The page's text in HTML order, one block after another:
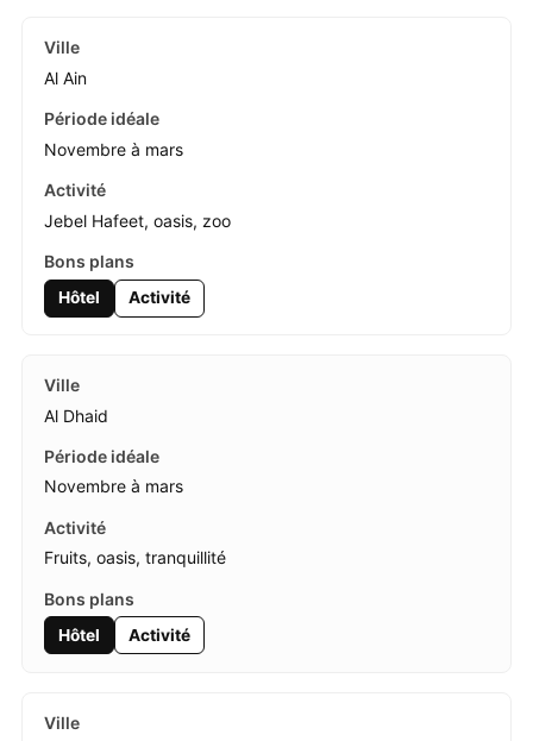
Al Ain
Novembre à mars
Jebel Hafeet, oasis, zoo
Hôtel Activité
Al Dhaid
Novembre à mars
Fruits, oasis, tranquillité
Hôtel Activité